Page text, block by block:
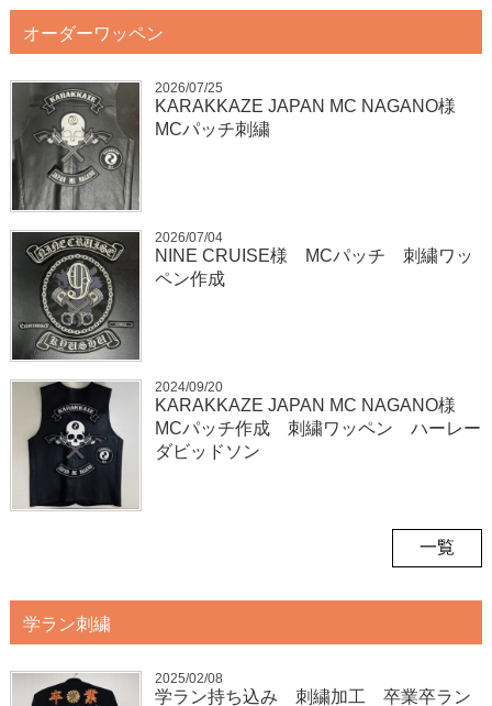
オーダーワッペン
2026/07/25
KARAKKAZE JAPAN MC NAGANO様
MCパッチ刺繍
2026/07/04
NINE CRUISE様 MCパッチ 刺繍ワッ
ペン作成
2024/09/20
KARAKKAZE JAPAN MC NAGANO様
MCパッチ作成 刺繍ワッペン ハーレー
ダビッドソン
一覧
学ラン刺繍
2025/02/08
学ラン持ち込み 刺繍加工 卒業卒ラン